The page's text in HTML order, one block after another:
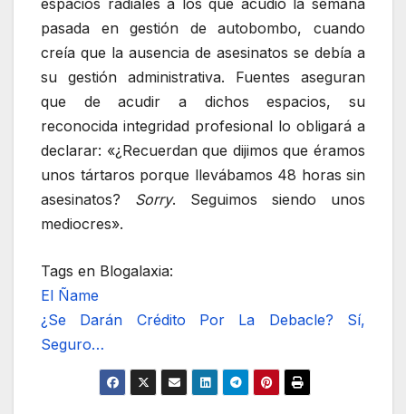
pasada en gestión de autobombo, cuando
creía que la ausencia de asesinatos se debía a
su gestión administrativa. Fuentes aseguran
que de acudir a dichos espacios, su
reconocida integridad profesional lo obligará a
declarar: «¿Recuerdan que dijimos que éramos
unos tártaros porque llevábamos 48 horas sin
asesinatos? Sorry. Seguimos siendo unos
mediocres».
Tags en Blogalaxia:
El Ñame
¿Se Darán Crédito Por La Debacle? Sí,
Seguro…